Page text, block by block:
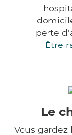
perte
Être
Le
Vous gardez